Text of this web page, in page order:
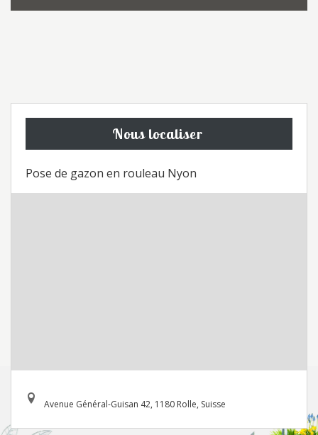
Nous localiser
Pose de gazon en rouleau Nyon
Avenue Général-Guisan 42, 1180 Rolle, Suisse